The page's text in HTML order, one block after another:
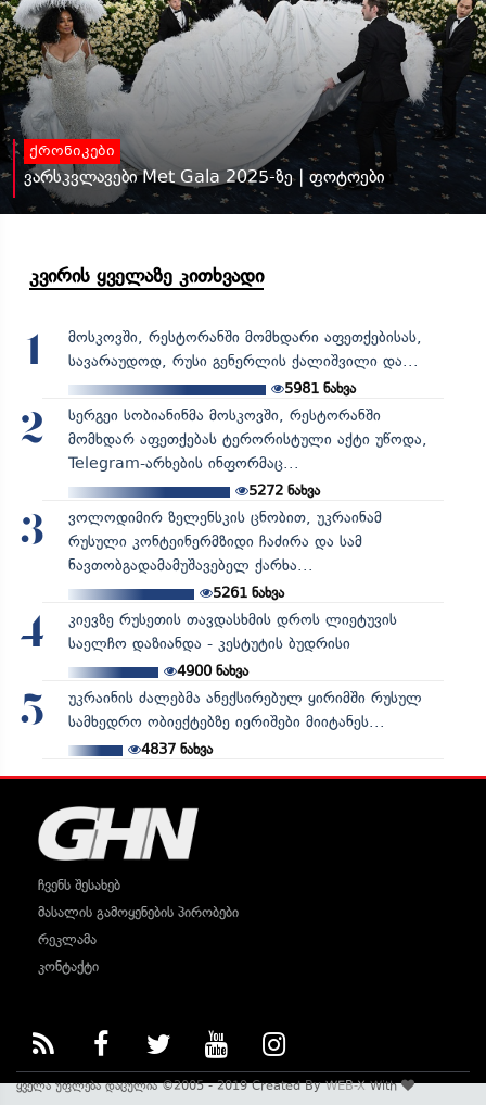
ქრონიკები
ვარსკვლავები Met Gala 2025-ზე | ფოტოები
კვირის ყველაზე კითხვადი
1
მოსკოვში, რესტორანში მომხდარი აფეთქებისას,
სავარაუდოდ, რუსი გენერლის ქალიშვილი და...
5981 ნახვა
2
სერგეი სობიანინმა მოსკოვში, რესტორანში
მომხდარ აფეთქებას ტერორისტული აქტი უწოდა,
Telegram-არხების ინფორმაც...
5272ნახვა
3
ვოლოდიმირ ზელენსკის ცნობით, უკრაინამ
რუსული კონტეინერმზიდი ჩაძირა და სამ
ნავთობგადამამუშავებელ ქარხა...
5261ნახვა
4
კიევზე რუსეთის თავდასხმის დროს ლიეტუვის
საელჩო დაზიანდა - კესტუტის ბუდრისი
4900ნახვა
5
უკრაინის ძალებმა ანექსირებულ ყირიმში რუსულ
სამხედრო ობიექტებზე იერიშები მიიტანეს...
4837ნახვა
ჩვენს შესახებ
მასალის გამოყენების პირობები
რეკლამა
კონტაქტი
ყველა უფლება დაცულია ©2005 - 2019 Created ByWEB-XWith